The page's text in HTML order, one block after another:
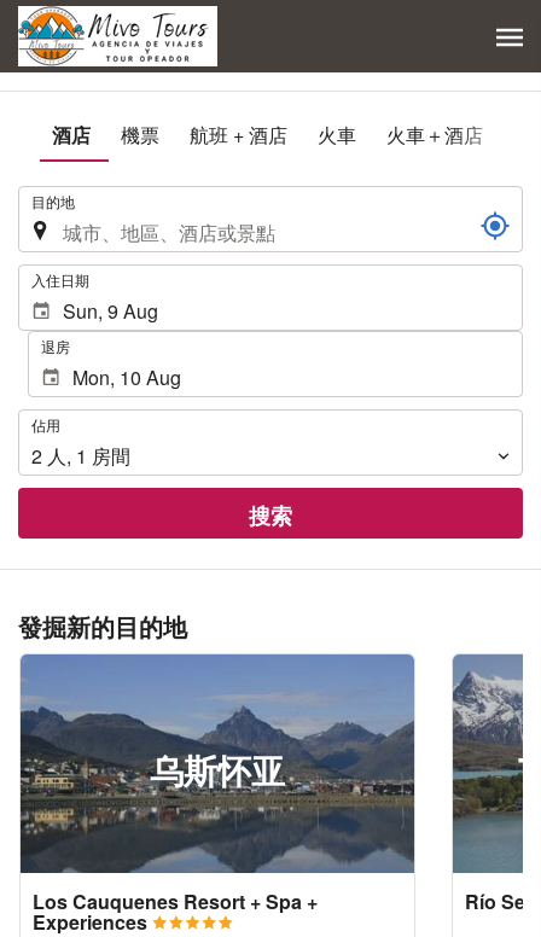
酒店 機票 航班 + 酒店 火車 火車＋酒店
. 目的地
. 入住日期
退房
佔
用
佔用
2 人 , 1 房間
搜索
發掘新的目的地
乌斯怀亚
Los Cauquenes Resort + Spa +
Experiences
Río